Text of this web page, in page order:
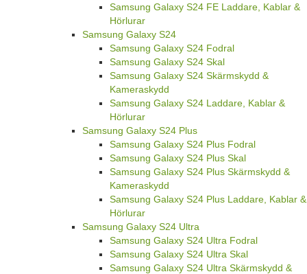
Samsung Galaxy S24 FE Laddare, Kablar &
Hörlurar
Samsung Galaxy S24
Samsung Galaxy S24 Fodral
Samsung Galaxy S24 Skal
Samsung Galaxy S24 Skärmskydd &
Kameraskydd
Samsung Galaxy S24 Laddare, Kablar &
Hörlurar
Samsung Galaxy S24 Plus
Samsung Galaxy S24 Plus Fodral
Samsung Galaxy S24 Plus Skal
Samsung Galaxy S24 Plus Skärmskydd &
Kameraskydd
Samsung Galaxy S24 Plus Laddare, Kablar &
Hörlurar
Samsung Galaxy S24 Ultra
Samsung Galaxy S24 Ultra Fodral
Samsung Galaxy S24 Ultra Skal
Samsung Galaxy S24 Ultra Skärmskydd &